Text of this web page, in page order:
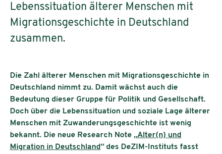
Lebenssituation älterer Menschen mit
Migrationsgeschichte in Deutschland
zusammen.
Die Zahl älterer Menschen mit Migrationsgeschichte in
Deutschland nimmt zu. Damit wächst auch die
Bedeutung dieser Gruppe für Politik und Gesellschaft.
Doch über die Lebenssituation und soziale Lage älterer
Menschen mit Zuwanderungsgeschichte ist wenig
bekannt. Die neue Research Note „Alter(n) und
Migration in Deutschland“ des DeZIM-Instituts fasst